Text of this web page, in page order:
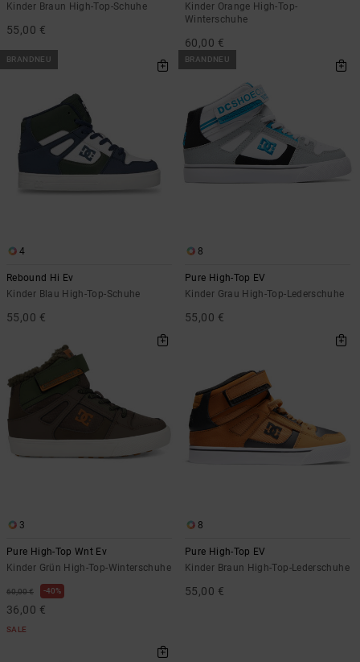
Kinder Braun High-Top-Schuhe
55,00 €
Kinder Orange High-Top-
Winterschuhe
60,00 €
BRANDNEU
4
Rebound Hi Ev
Kinder Blau High-Top-Schuhe
55,00 €
BRANDNEU
8
Pure High-Top EV
Kinder Grau High-Top-Lederschuhe
55,00 €
3
Pure High-Top Wnt Ev
Kinder Grün High-Top-Winterschuhe
60,00 € 40%
36,00 €
SALE
8
Pure High-Top EV
Kinder Braun High-Top-Lederschuhe
55,00 €